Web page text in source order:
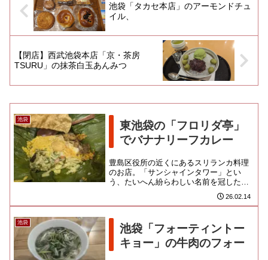
池袋「タカセ本店」のアーモンドチュ
イル、
【閉店】西武池袋本店「京・茶房
TSURU」の抹茶白玉あんみつ
池袋
東池袋の「フロリダ亭」
でバナナリーフカレー
豊島区役所の近くにあるスリランカ料理
のお店。「サンシャインタワー」とい
う、たいへん紛らわしい名前を冠したビ
ルの２階に入居します。ここは元々、新
興宗教の寮だった建物のようで、...26.02.14
池袋
池袋「フォーティントー
キョー」の牛肉のフォー